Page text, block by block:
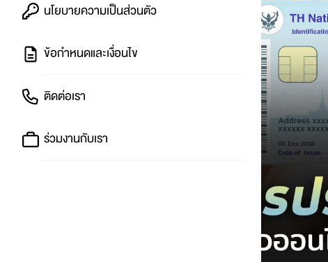
นโยบายความเป็นส่วนตัว
ข้อกำหนดและเงื่อนไข
ติดต่อเรา
ร่วมงานกับเรา